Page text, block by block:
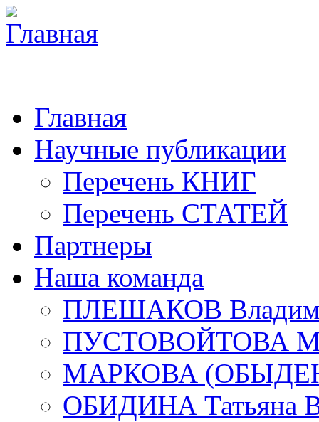
Главная
Научные публикации
Перечень КНИГ
Перечень СТАТЕЙ
Партнеры
Наша команда
ПЛЕШАКОВ
ПУСТОВОЙТОВА
МАРКОВА
ОБИДИНА Татьяна